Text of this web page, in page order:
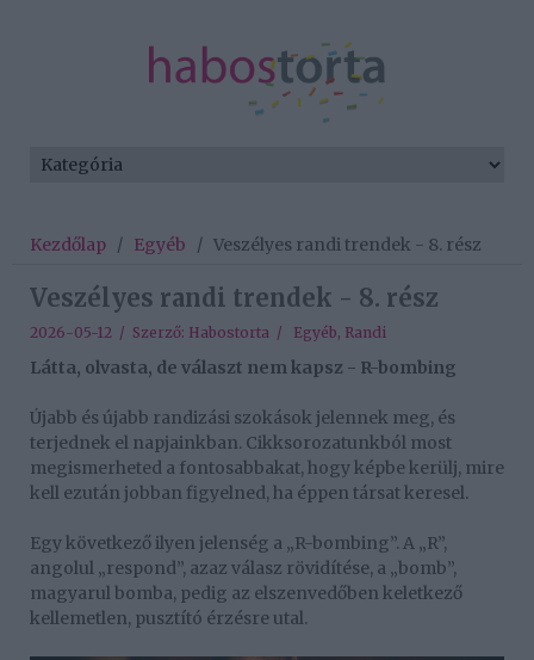
Kezdőlap / Egyéb / Veszélyes randi trendek - 8. rész
Veszélyes randi trendek - 8. rész
2026-05-12 / Szerző: Habostorta / Egyéb, Randi
Látta, olvasta, de választ nem kapsz - R-bombing
Újabb és újabb randizási szokások jelennek meg, és
terjednek el napjainkban. Cikksorozatunkból most
megismerheted a fontosabbakat, hogy képbe kerülj, mire
kell ezután jobban figyelned, ha éppen társat keresel.
Egy következő ilyen jelenség a „R-bombing”. A „R”,
angolul „respond”, azaz válasz rövidítése, a „bomb”,
magyarul bomba, pedig az elszenvedőben keletkező
kellemetlen, pusztító érzésre utal.